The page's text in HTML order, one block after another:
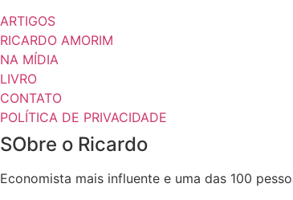
ARTIGOS
RICARDO AMORIM
NA MÍDIA
LIVRO
CONTATO
POLÍTICA DE PRIVACIDADE
SObre o Ricardo
Economista mais influente e uma das 100